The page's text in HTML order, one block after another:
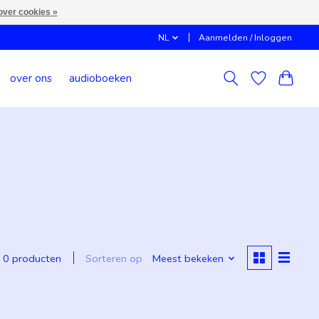
NL Aanmelden / Inloggen
over ons audioboeken
0 producten Sorteren op Meest bekeken
cookies »